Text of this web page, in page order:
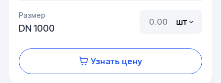
Размер
DN 1000
шт
Узнать цену